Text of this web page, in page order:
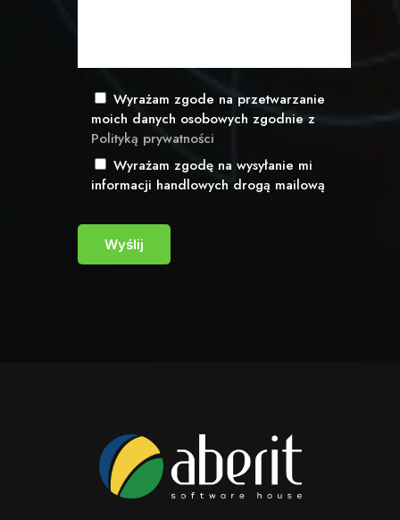
Wyrażam zgode na przetwarzanie
moich danych osobowych zgodnie z
Polityką prywatności
Wyrażam zgodę na wysyłanie mi
informacji handlowych drogą mailową